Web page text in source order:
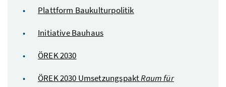
Plattform Baukulturpolitik
Initiative Bauhaus
ÖREK 2030
ÖREK 2030 UmsetzungspaktRaum für